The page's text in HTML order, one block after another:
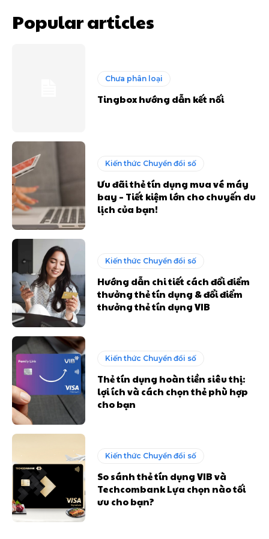
Popular articles
Chưa phân loại
Tingbox hướng dẫn kết nối
Kiến thức Chuyển đổi số
Ưu đãi thẻ tín dụng mua vé máy
bay – Tiết kiệm lớn cho chuyến du
lịch của bạn!
Kiến thức Chuyển đổi số
Hướng dẫn chi tiết cách đổi điểm
thưởng thẻ tín dụng & đổi điểm
thưởng thẻ tín dụng VIB
Kiến thức Chuyển đổi số
Thẻ tín dụng hoàn tiền siêu thị:
lợi ích và cách chọn thẻ phù hợp
cho bạn
Kiến thức Chuyển đổi số
So sánh thẻ tín dụng VIB và
Techcombank Lựa chọn nào tối
ưu cho bạn?